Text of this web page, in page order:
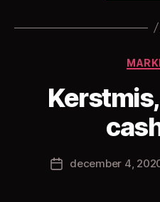
Berichtdatum
december 4,